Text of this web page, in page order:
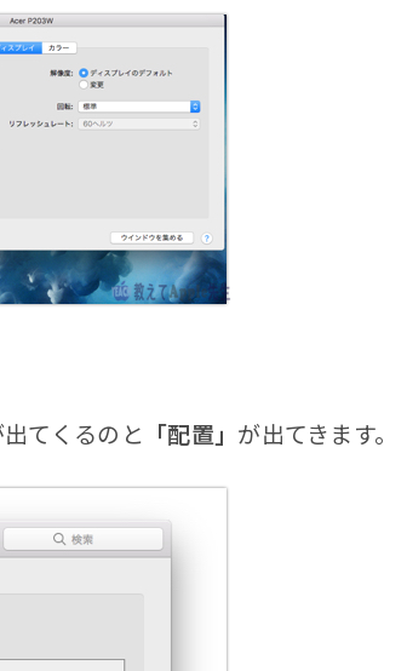
てくるのと 「配置」 が出てきます。